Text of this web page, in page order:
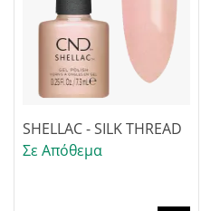
SHELLAC - SILK THREAD
Σε Απόθεμα